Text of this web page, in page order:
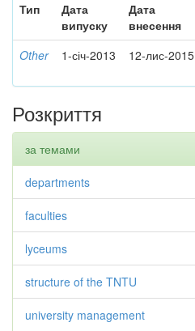
Тип
Дата
випуску
Дата
внесення
Other 1-січ-2013 12-лис-2015
Розкриття
за темами
departments
faculties
lyceums
structure of the TNTU
university management